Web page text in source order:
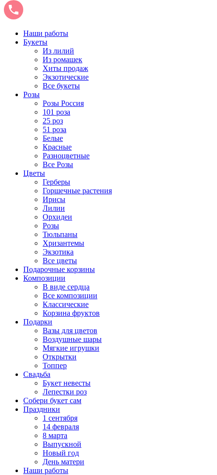
Наши работы
Букеты
Из лилий
Из ромашек
Хиты продаж
Экзотические
Все букеты
Розы
Розы Россия
101 роза
25 роз
51 роза
Белые
Красные
Разноцветные
Все Розы
Цветы
Герберы
Горшечные растения
Ирисы
Лилии
Орхидеи
Розы
Тюльпаны
Хризантемы
Экзотика
Все цветы
Подарочные корзины
Композиции
В виде сердца
Все композиции
Классические
Корзина фруктов
Подарки
Вазы для цветов
Воздушные шары
Мягкие игрушки
Открытки
Топпер
Свадьба
Букет невесты
Лепестки роз
Собери букет сам
Праздники
1 сентября
14 февраля
8 марта
Выпускной
Новый год
День матери
Наши работы